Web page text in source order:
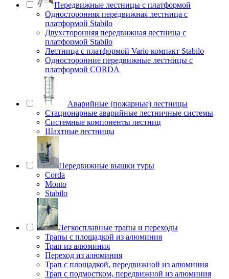
Передвижные лестницы с платформой
Односторонняя передвижная лестница с
платформой Stabilo
Двухсторонняя передвижная лестница с
платформой Stabilo
Лестница с платформой Vario компакт Stabilo
Односторонние передвижные лестницы с
платформой CORDA
Аварийные (пожарные) лестницы
Стационарные аварийные лестничные системы
Системные компоненты лестниц
Шахтные лестницы
Передвижные вышки туры
Corda
Monto
Stabilo
Легкосплавные трапы и переходы
Трапы с площадкой из алюминия
Трап из алюминия
Переход из алюминия
Трап с площадкой, передвижной из алюминия
Трап с подмостком, передвижной из алюминия